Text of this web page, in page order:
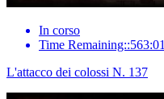
In corso
Time Remaining::563:01
L'attacco dei colossi N. 137